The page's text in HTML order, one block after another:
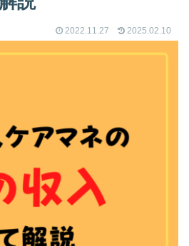
2022.11.27 2025.02.10